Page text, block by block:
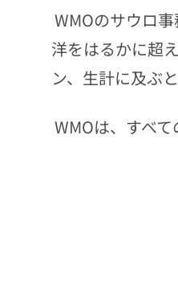
WMOのサウロ
洋をはるかに超
ン、生計に及ぶ
WMOは、すべ